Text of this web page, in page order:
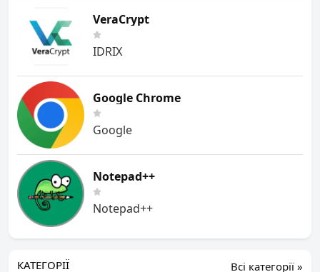
VeraCrypt
IDRIX
Google Chrome
Google
Notepad++
Notepad++
Всі категорії »
КАТЕГОРІЇ